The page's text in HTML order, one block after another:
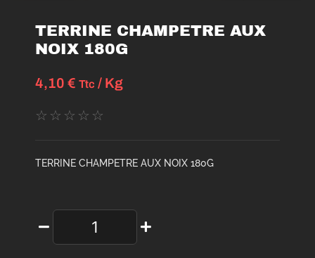
TERRINE CHAMPETRE AUX
NOIX 180G
4,10 € Ttc / Kg
☆ ☆ ☆ ☆ ☆
TERRINE CHAMPETRE AUX NOIX 180G